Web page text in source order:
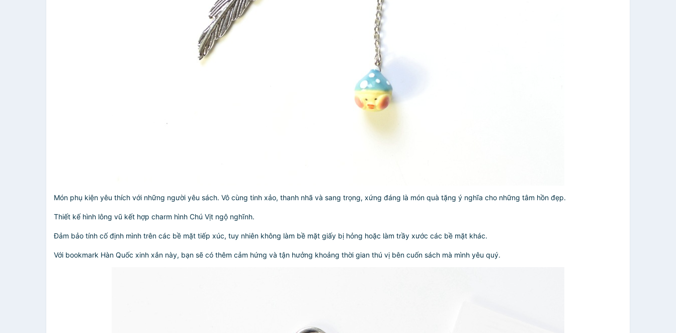
Món phụ kiện yêu thích với những người yêu sách. Vô cùng tinh xảo, thanh nhã và sang trọng, xứng đáng là món quà tặng ý nghĩa cho những tâm hồn đẹp.
Thiết kế hình lông vũ kết hợp charm hình Chú Vịt ngộ nghĩnh.
Đảm bảo tính cố định mình trên các bề mặt tiếp xúc, tuy nhiên không làm bề mặt giấy bị hỏng hoặc làm trầy xước các bề mặt khác.
Với bookmark Hàn Quốc xinh xắn này, bạn sẽ có thêm cảm hứng và tận hưởng khoảng thời gian thú vị bên cuốn sách mà mình yêu quý.